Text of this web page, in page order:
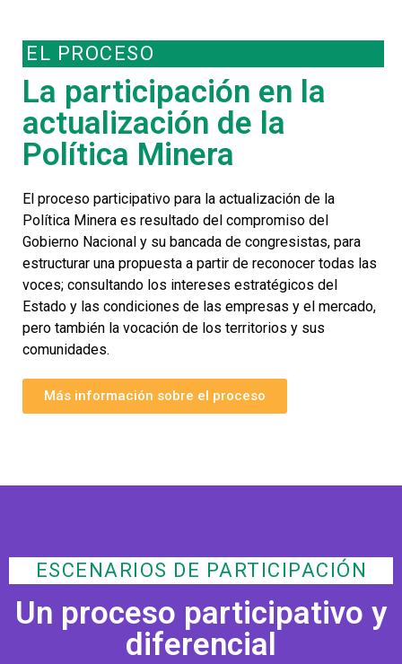
EL PROCESO
La participación en la
actualización de la
Política Minera
El proceso participativo para la actualización de la
Política Minera es resultado del compromiso del
Gobierno Nacional y su bancada de congresistas, para
estructurar una propuesta a partir de reconocer todas las
voces; consultando los intereses estratégicos del
Estado y las condiciones de las empresas y el mercado,
pero también la vocación de los territorios y sus
comunidades.
Más información sobre el proceso
ESCENARIOS DE PARTICIPACIÓN
Un proceso participativo y
diferencial